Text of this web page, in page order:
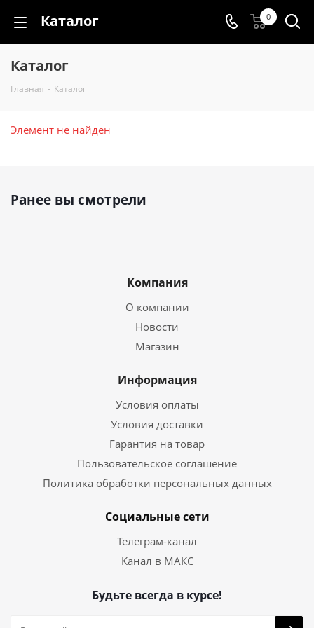
Каталог 0
Каталог
Главная - Каталог
Элемент не найден
Ранее вы смотрели
Компания
О компании
Новости
Магазин
Информация
Условия оплаты
Условия доставки
Гарантия на товар
Пользовательское соглашение
Политика обработки персональных данных
Социальные сети
Телеграм-канал
Канал в МАКС
Будьте всегда в курсе!